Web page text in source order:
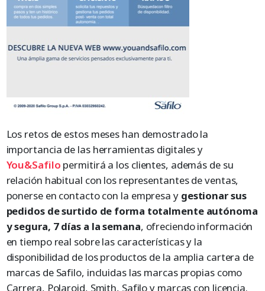
Los retos de estos meses han demostrado la
importancia de las herramientas digitales y
You&Safilo permitirá a los clientes, además de su
relación habitual con los representantes de ventas,
ponerse en contacto con la empresa y gestionar sus
pedidos de surtido de forma totalmente autónoma
y segura, 7 días a la semana, ofreciendo información
en tiempo real sobre las características y la
disponibilidad de los productos de la amplia cartera de
marcas de Safilo, incluidas las marcas propias como
Carrera, Polaroid, Smith, Safilo y marcas con licencia.